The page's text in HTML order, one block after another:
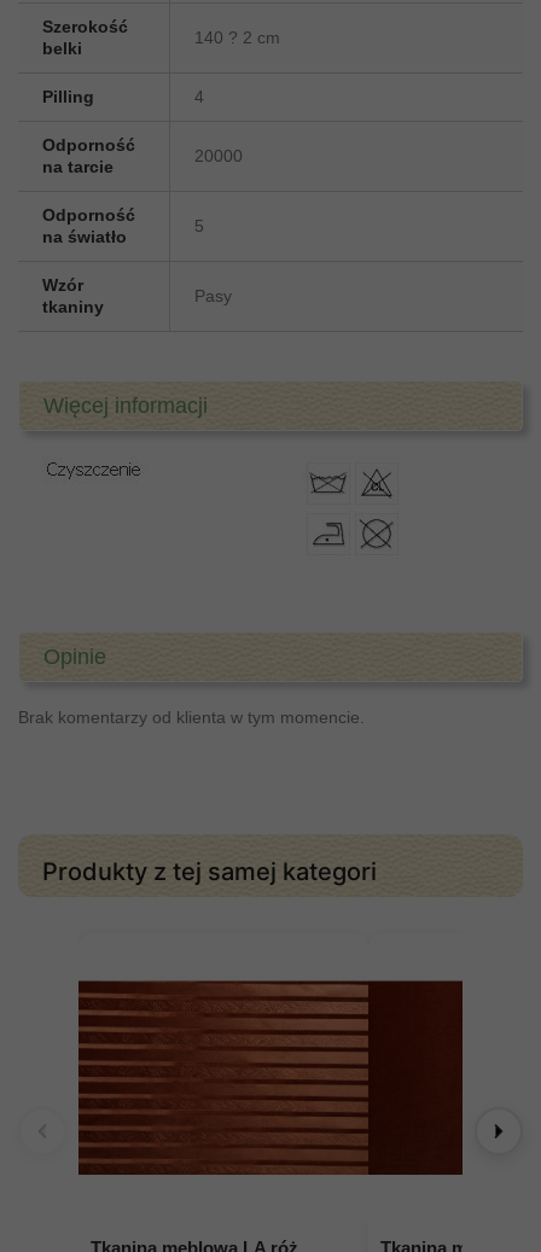
Szerokość
belki
140 ? 2 cm
Pilling 4
Odporność
na tarcie
20000
Odporność
na światło
5
Wzór
tkaniny
Pasy
Więcej informacji
Opinie
Brak komentarzy od klienta w tym momencie.
Produkty z tej samej kategori